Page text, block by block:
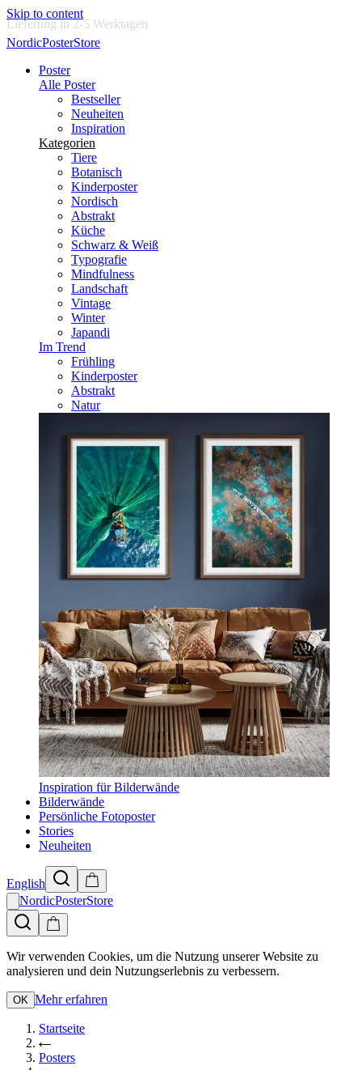
Skip to content
Jede Woche neue Poster
NordicPosterStore
Poster
Alle Poster
Bestseller
Neuheiten
Inspiration
Kategorien
Tiere
Botanisch
Kinderposter
Nordisch
Abstrakt
Küche
Schwarz & Weiß
Typografie
Mindfulness
Landschaft
Vintage
Winter
Japandi
Im Trend
Frühling
Kinderposter
Abstrakt
Natur
Inspiration für Bilderwände
Bilderwände
Persönliche Fotoposter
Stories
Neuheiten
English
NordicPosterStore
Wir verwenden Cookies, um die Nutzung unserer Website zu
analysieren und dein Nutzungserlebnis zu verbessern.
OK Mehr erfahren
Startseite
Posters